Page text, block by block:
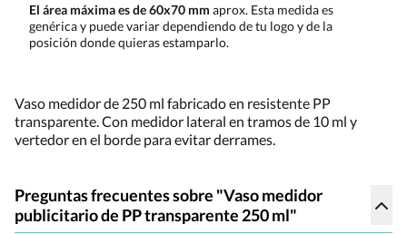
El área máxima es de 60x70 mm aprox. Esta medida es
genérica y puede variar dependiendo de tu logo y de la
posición donde quieras estamparlo.
Vaso medidor de 250 ml fabricado en resistente PP
transparente. Con medidor lateral en tramos de 10 ml y
vertedor en el borde para evitar derrames.
Preguntas frecuentes sobre "Vaso medidor
publicitario de PP transparente 250 ml"